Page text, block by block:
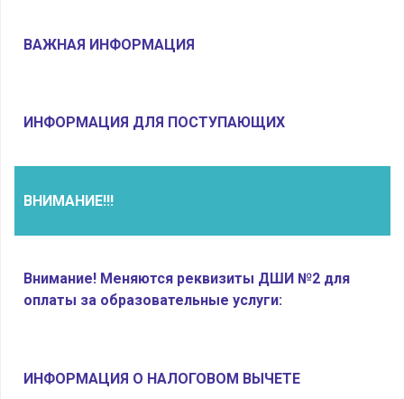
ВАЖНАЯ ИНФОРМАЦИЯ
ИНФОРМАЦИЯ ДЛЯ ПОСТУПАЮЩИХ
ВНИМАНИЕ!!!
Внимание! Меняются реквизиты ДШИ №2 для
оплаты за образовательные услуги:
ИНФОРМАЦИЯ О НАЛОГОВОМ ВЫЧЕТЕ